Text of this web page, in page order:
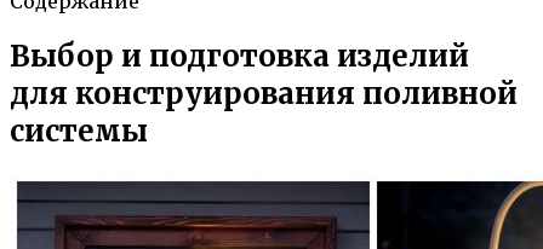
Выбор и подготовка изделий
для конструирования поливной
системы